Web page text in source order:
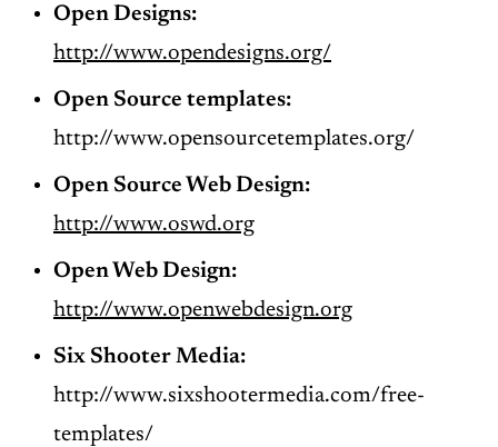
Open Designs:
http://www.opendesigns.org/
Open Source templates:
http://www.opensourcetemplates.org/
Open Source Web Design:
http://www.oswd.org
Open Web Design:
http://www.openwebdesign.org
Six Shooter Media:
http://www.sixshootermedia.com/free-
templates/